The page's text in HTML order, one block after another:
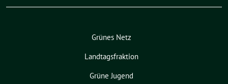
Grünes Netz
Landtagsfraktion
Grüne Jugend